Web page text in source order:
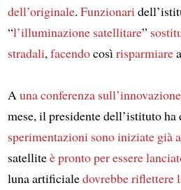
dell’originale. Funzionari
“l’illuminazione satellitare”
stradali,facendocosìrisparmiare
Auna conferenza sull’innovazione
mese, il presidente dell’istituto ha
sperimentazioni sono iniziate già
satelliteè prontoper essere
luna artificialedovrebbe riflettere